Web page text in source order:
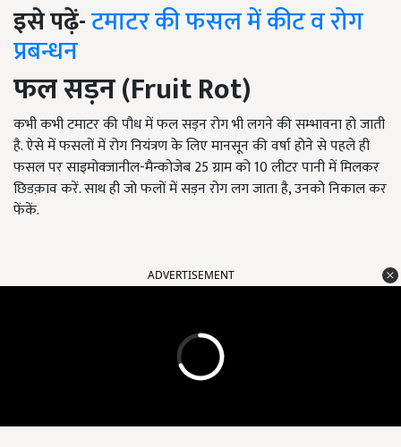
इसे पढ़ें-टमाटर की फसल में कीट व रोग
प्रबन्धन
फल सड़न (Fruit Rot)
कभी कभी टमाटर की पौध में फल सड़न रोग भी लगने की सम्भावना हो जाती
है. ऐसे में फसलों में रोग नियंत्रण के लिए मानसून की वर्षा होने से पहले ही
फसल पर साइमोक्जानील-मैन्कोजेब 25 ग्राम को 10 लीटर पानी में मिलकर
छिडक़ाव करें. साथ ही जो फलों में सड़न रोग लग जाता है, उनको निकाल कर
फेंकें.
ADVERTISEMENT